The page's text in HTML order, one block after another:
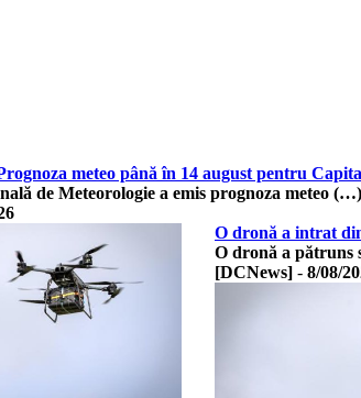
meteo până în 14 august pentru
de Meteorologie a emis prognoza meteo (…)
O dronă a intrat
O dronă a pătruns
[DCNews] - 8/08/